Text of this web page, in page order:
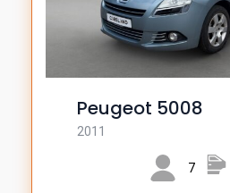
Peugeot 5008
2011
7